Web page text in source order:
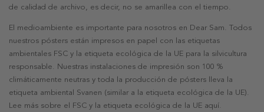
de calidad de archivo, es decir, no se amarillea con el tiempo.
El medioambiente es importante para nosotros en Dear Sam. Todos
nuestros pósters están impresos en papel con las etiquetas
ambientales FSC y la etiqueta ecológica de la UE para la silvicultura
responsable. Nuestras instalaciones de impresión son 100 %
climáticamente neutras y toda la producción de pósters lleva la
etiqueta ambiental Svanen (similar a la etiqueta ecológica de la UE).
Lee más sobre el FSC y la etiqueta ecológica de la UE aquí.